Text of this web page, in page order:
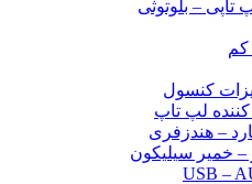
تاپی – بلوتوثی
کنسول
کننده لپ تاپ
– هندزفری
– خمیر سیلیکون